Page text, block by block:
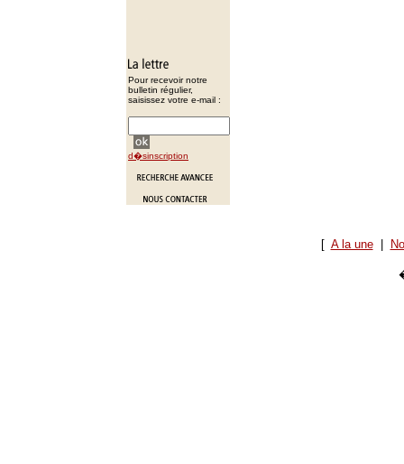
Pour recevoir notre
bulletin régulier,
saisissez votre e-mail :
d�sinscription
[ A la une|